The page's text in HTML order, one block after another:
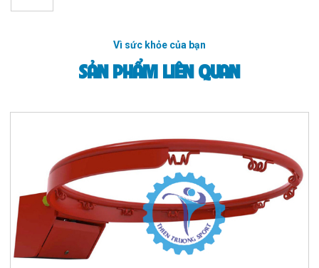
Vì sức khỏe của bạn
SẢN PHẨM LIÊN QUAN